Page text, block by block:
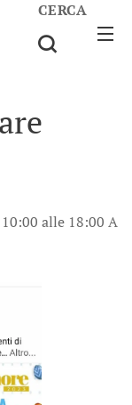
CERCA
alle 18:00 A